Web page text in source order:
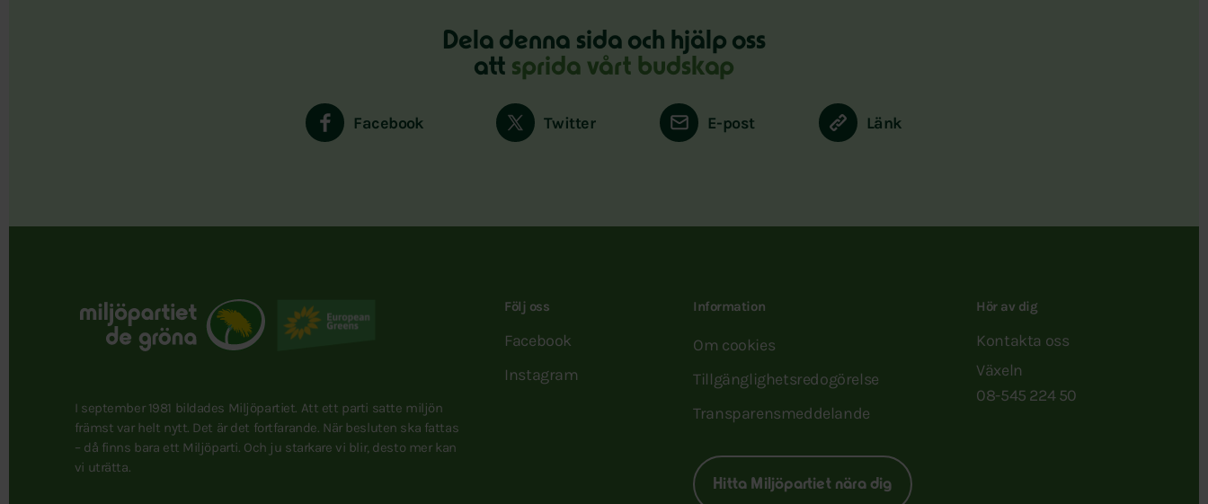
Dela denna sida och hjälp oss
att sprida vårt budskap
Facebook Twitter E-post Länk
I september 1981 bildades Miljöpartiet. Att ett parti satte miljön
främst var helt nytt. Det är det fortfarande. När besluten ska fattas
– då finns bara ett Miljöparti. Och ju starkare vi blir, desto mer kan
vi uträtta.
Följ oss
Facebook
Instagram
Information
Om cookies
Tillgänglighetsredogörelse
Transparensmeddelande
Hitta Miljöpartiet nära dig
Hör av dig
Kontakta oss
Växeln
08-545 224 50